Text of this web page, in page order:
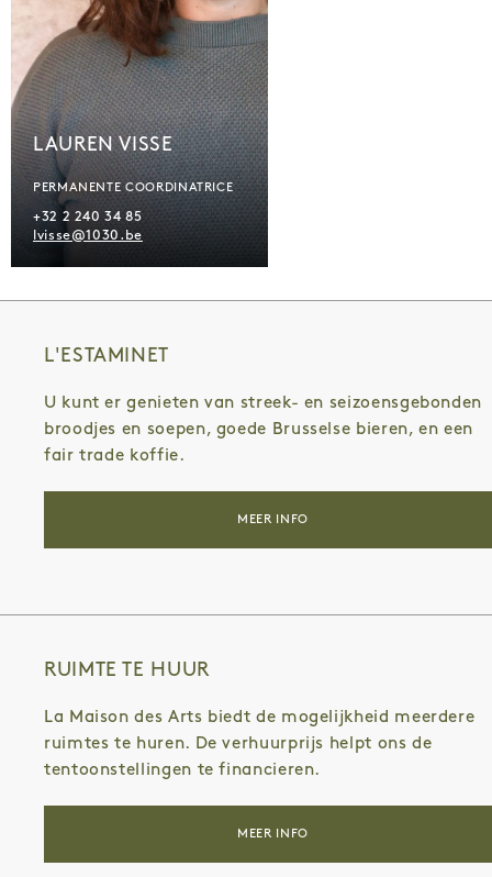
LAUREN VISSE
PERMANENTE COORDINATRICE
+32 2 240 34 85
lvisse@1030.be
L'ESTAMINET
U kunt er genieten van streek- en seizoensgebonden
broodjes en soepen, goede Brusselse bieren, en een
fair trade koffie.
MEER INFO
RUIMTE TE HUUR
La Maison des Arts biedt de mogelijkheid meerdere
ruimtes te huren. De verhuurprijs helpt ons de
tentoonstellingen te financieren.
MEER INFO